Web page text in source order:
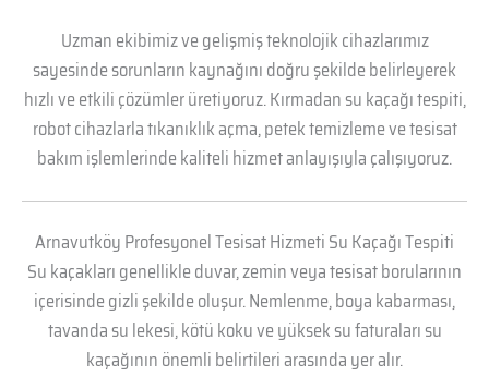
Uzman ekibimiz ve gelişmiş teknolojik cihazlarımız
sayesinde sorunların kaynağını doğru şekilde belirleyerek
hızlı ve etkili çözümler üretiyoruz. Kırmadan su kaçağı tespiti,
robot cihazlarla tıkanıklık açma, petek temizleme ve tesisat
bakım işlemlerinde kaliteli hizmet anlayışıyla çalışıyoruz.
Arnavutköy Profesyonel Tesisat Hizmeti Su Kaçağı Tespiti
Su kaçakları genellikle duvar, zemin veya tesisat borularının
içerisinde gizli şekilde oluşur. Nemlenme, boya kabarması,
tavanda su lekesi, kötü koku ve yüksek su faturaları su
kaçağının önemli belirtileri arasında yer alır.